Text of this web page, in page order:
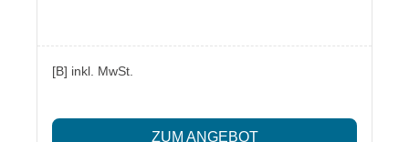
[B] inkl. MwSt.
ZUM ANGEBOT